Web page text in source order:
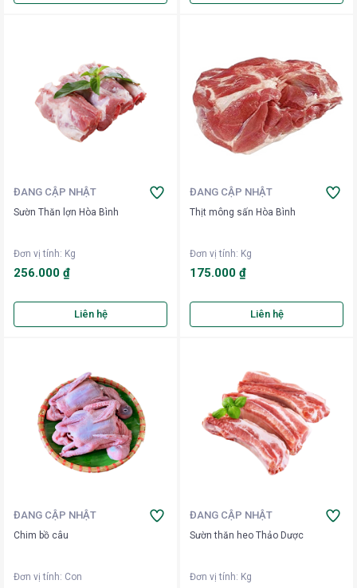
ĐANG CẬP NHẬT
Sườn Thăn lợn Hòa Bình
Đơn vị tính: Kg
256.000 ₫
Liên hệ
ĐANG CẬP NHẬT
Thịt mông sấn Hòa Bình
Đơn vị tính: Kg
175.000 ₫
Liên hệ
ĐANG CẬP NHẬT
Chim bồ câu
Đơn vị tính: Con
ĐANG CẬP NHẬT
Sườn thăn heo Thảo Dược
Đơn vị tính: Kg